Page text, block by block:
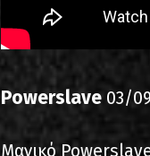
Powerslave 03/
Μαγικό